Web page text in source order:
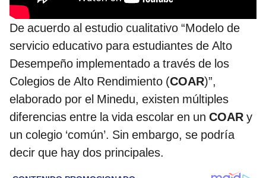
De acuerdo al estudio cualitativo “Modelo de
servicio educativo para estudiantes de Alto
Desempeño implementado a través de los
Colegios de Alto Rendimiento (COAR)”,
elaborado por el Minedu, existen múltiples
diferencias entre la vida escolar en un COAR y
un colegio ‘común’. Sin embargo, se podría
decir que hay dos principales.